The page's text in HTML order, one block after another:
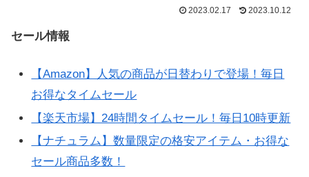
2023.02.17 2023.10.12
セール情報
【Amazon】人気の商品が日替わりで登場！毎日
お得なタイムセール
【楽天市場】24時間タイムセール！毎日10時更新
【ナチュラム】数量限定の格安アイテム・お得な
セール商品多数！